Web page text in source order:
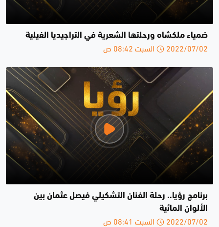
ضمياء ملكشاه ورحلتها الشعرية في التراجيديا الفيلية
2022/07/02 السبت 08:42 ص
برنامج رؤيا.. رحلة الفنان التشكيلي فيصل عثمان بين
الألوان المائية
2022/07/02 السبت 08:41 ص